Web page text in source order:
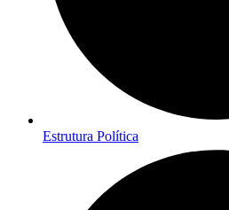
Estrutura Política